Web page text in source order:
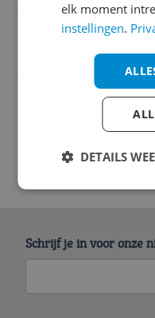
8435024271853
Schrijf je in voor onze
elk moment
instellingen.
DETAILS